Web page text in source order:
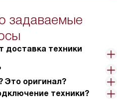
задаваемые
доставка техники
Это оригинал?
техники?